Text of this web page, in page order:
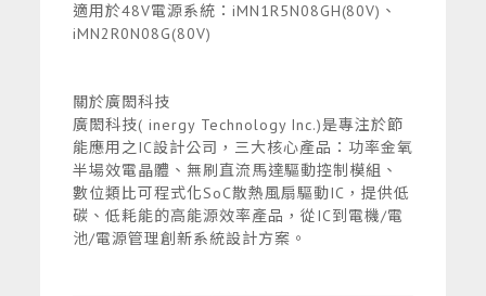
適用於48V電源系統：iMN1R5N08GH(80V)、
iMN2R0N08G(80V)
關於廣閎科技
廣閎科技( inergy Technology Inc.)是專注於節
能應用之IC設計公司，三大核心產品：功率金氧
半場效電晶體、無刷直流馬達驅動控制模組、
數位類比可程式化SoC散熱風扇驅動IC，提供低
碳、低耗能的高能源效率產品，從IC到電機/電
池/電源管理創新系統設計方案。